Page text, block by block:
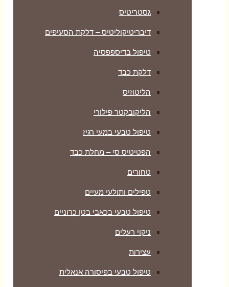
גסטריטיס
דיבריטיקוליטיס – דלקת הסעיפים
טיפול בדיספפסיה
דלקת כבד
הליטוזיס
הליקובקטר פילורי
טיפול טבעי במעי רגיז
הפטיטיס סי – מחלת כבד
טחורים
טפילים ותולעי מעיים
טיפול טבעי בכאבי בטן כרוניים
ניקוי רעלים
עצירות
טיפול טבעי בפיסורה אנאלית